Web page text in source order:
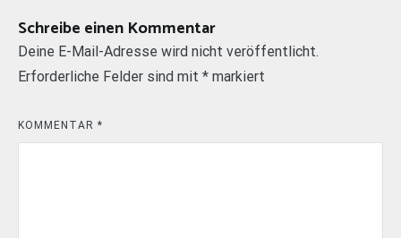
Schreibe einen Kommentar
Deine E-Mail-Adresse wird nicht veröffentlicht.
Erforderliche Felder sind mit * markiert
KOMMENTAR *